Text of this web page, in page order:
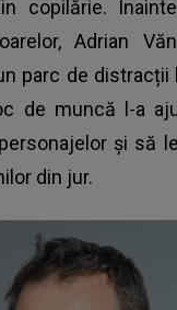
copilărie.
Adrian
parc de distracții
de muncă l-a
și să
din jur.